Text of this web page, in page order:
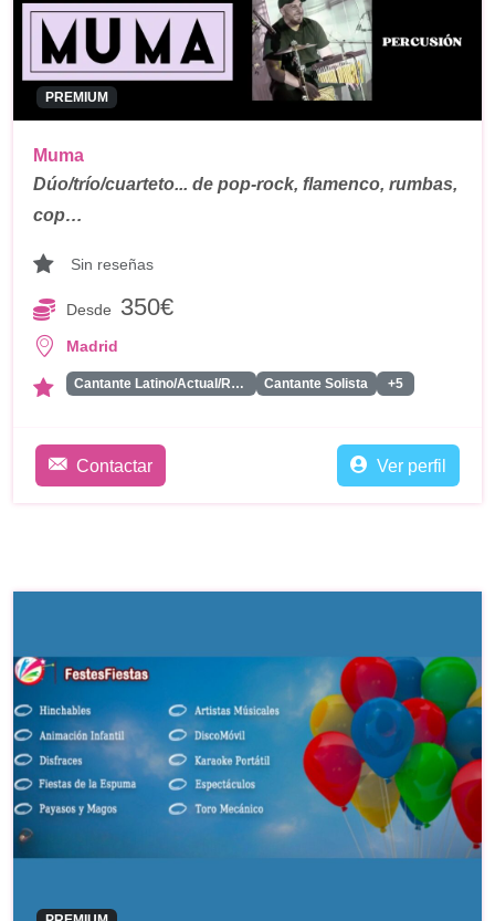
PREMIUM
Muma
Dúo/trío/cuarteto... de pop-rock, flamenco, rumbas,
cop…
Sin reseñas
Desde 350€
Madrid
Cantante Latino/Actual/Reagueton Cantante Solista +5
Contactar Ver perfil